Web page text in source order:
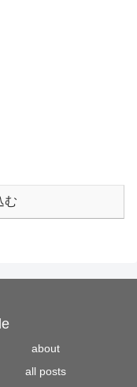
む
about
all posts